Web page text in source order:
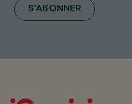
S'ABONNER